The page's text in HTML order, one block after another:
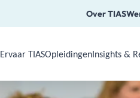
Over TIAS
Use Arrow Down, Enter or
Ervaar TIASOpleidingenInsights &